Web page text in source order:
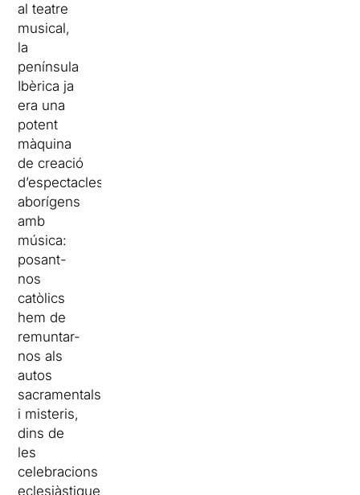
al teatre
musical,
la
península
Ibèrica ja
era una
potent
màquina
de creació
d’espectacles
aborígens
amb
música:
posant-
nos
catòlics
hem de
remuntar-
nos als
autos
sacramentals
i misteris,
dins de
les
celebracions
eclesiàstiques;